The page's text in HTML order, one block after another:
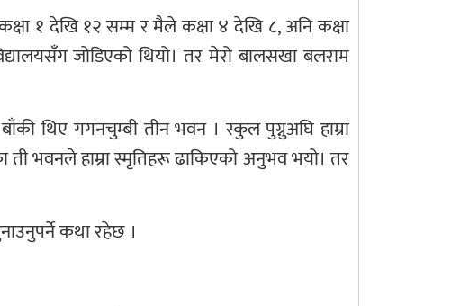
१ देखि १२ सम्म र मैले कक्षा ४ देखि ८, अनि कक्षा
जोडिएको थियो। तर मेरो बालसखा बलराम
थिए गगनचुम्बी तीन भवन । स्कुल पुग्नुअघि हाम्रा
भवनले हाम्रा स्मृतिहरू ढाकिएको अनुभव भयो। तर
कथा रहेछ ।